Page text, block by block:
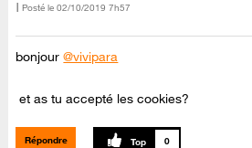
Posté le ‎02/10/2019 7h57
bonjour@vivipara
et as tu accepté les cookies?
Répondre 0